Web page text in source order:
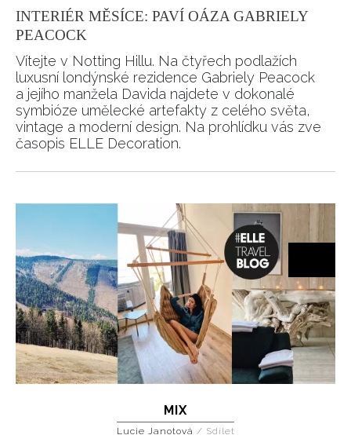
INTERIÉR MĚSÍCE: PAVÍ OÁZA GABRIELY
PEACOCK
Vítejte v Notting Hillu. Na čtyřech podlažích
luxusní londýnské rezidence Gabriely Peacock
a jejího manžela Davida najdete v dokonalé
symbióze umělecké artefakty z celého světa,
vintage a moderní design. Na prohlídku vás zve
časopis ELLE Decoration.
MIX
Lucie Janotová / Sdílet